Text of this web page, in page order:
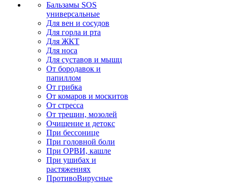
Бальзамы SOS
универсальные
Для вен и сосудов
Для горла и рта
Для ЖКТ
Для носа
Для суставов и мышц
От бородавок и
папиллом
От грибка
От комаров и москитов
От стресса
От трещин, мозолей
Очищение и детокс
При бессонице
При головной боли
При ОРВИ, кашле
При ушибах и
растяжениях
ПротивоВирусные